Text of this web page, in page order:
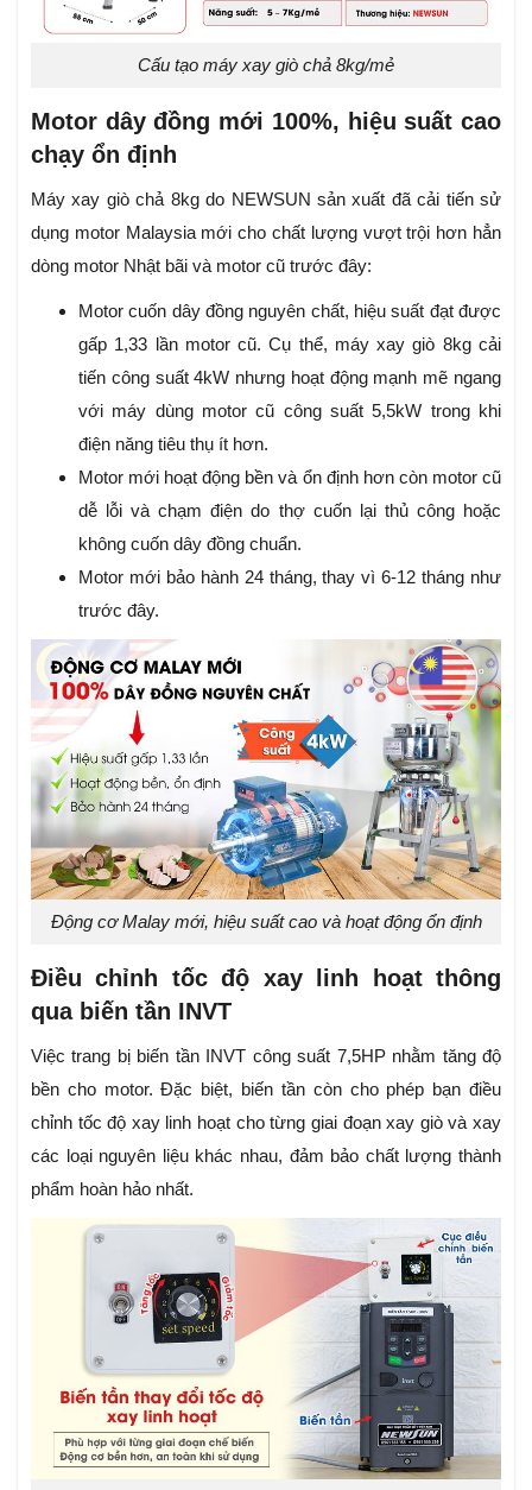
Cấu tạo máy xay giò chả 8kg/mẻ
Motor dây đồng mới 100%, hiệu suất cao
chạy ổn định
Máy xay giò chả 8kg do NEWSUN sản xuất đã cải tiến sử
dụng motor Malaysia mới cho chất lượng vượt trội hơn hẳn
dòng motor Nhật bãi và motor cũ trước đây:
Motor cuốn dây đồng nguyên chất, hiệu suất đạt được
gấp 1,33 lần motor cũ. Cụ thể, máy xay giò 8kg cải
tiến công suất 4kW nhưng hoạt động mạnh mẽ ngang
với máy dùng motor cũ công suất 5,5kW trong khi
điện năng tiêu thụ ít hơn.
Motor mới hoạt động bền và ổn định hơn còn motor cũ
dễ lỗi và chạm điện do thợ cuốn lại thủ công hoặc
không cuốn dây đồng chuẩn.
Motor mới bảo hành 24 tháng, thay vì 6-12 tháng như
trước đây.
Động cơ Malay mới, hiệu suất cao và hoạt động ổn định
Điều chỉnh tốc độ xay linh hoạt thông
qua biến tần INVT
Việc trang bị biến tần INVT công suất 7,5HP nhằm tăng độ
bền cho motor. Đặc biệt, biến tần còn cho phép bạn điều
chỉnh tốc độ xay linh hoạt cho từng giai đoạn xay giò và xay
các loại nguyên liệu khác nhau, đảm bảo chất lượng thành
phẩm hoàn hảo nhất.